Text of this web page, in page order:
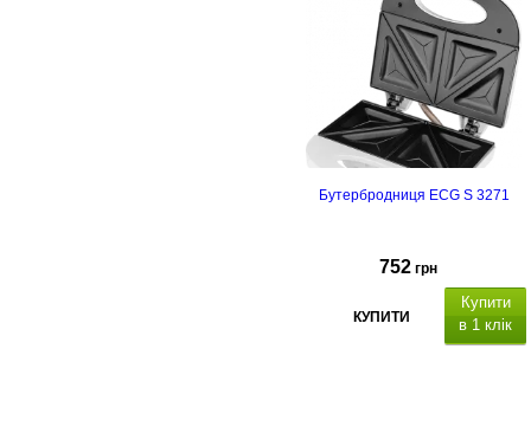
гарантії - 2 роки
Бутербродниця ECG S 3271
752 грн
КУПИТИ
Купити
в 1 клік